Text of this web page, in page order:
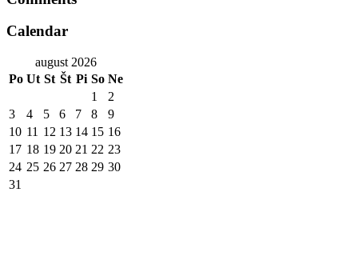
Calendar
august 2026
Po Ut St Št Pi So Ne
1
2
3
4 5 6 7 8
9
10 11 12 13 14 15 16
17 18 19 20 21 22 23
24 25 26 27 28 29 30
31